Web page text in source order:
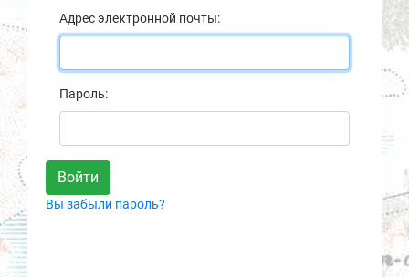
Новости
О нас
Контакты
Партнеры
Адрес электронной почты:
Пароль:
Вы забыли пароль?